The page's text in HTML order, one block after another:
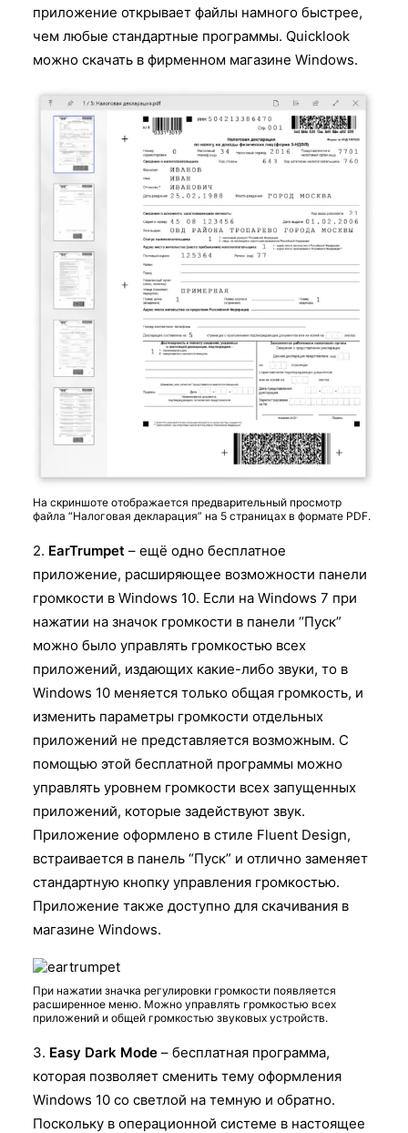
приложение открывает файлы намного быстрее,
чем любые стандартные программы. Quicklook
можно скачать в фирменном магазине Windows.
На скриншоте отображается предварительный просмотр
файла “Налоговая декларация” на 5 страницах в формате PDF.
2. EarTrumpet – ещё одно бесплатное
приложение, расширяющее возможности панели
громкости в Windows 10. Если на Windows 7 при
нажатии на значок громкости в панели “Пуск”
можно было управлять громкостью всех
приложений, издающих какие-либо звуки, то в
Windows 10 меняется только общая громкость, и
изменить параметры громкости отдельных
приложений не представляется возможным. С
помощью этой бесплатной программы можно
управлять уровнем громкости всех запущенных
приложений, которые задействуют звук.
Приложение оформлено в стиле Fluent Design,
встраивается в панель “Пуск” и отлично заменяет
стандартную кнопку управления громкостью.
Приложение также доступно для скачивания в
магазине Windows.
При нажатии значка регулировки громкости появляется
расширенное меню. Можно управлять громкостью всех
приложений и общей громкостью звуковых устройств.
3. Easy Dark Mode – бесплатная программа,
которая позволяет сменить тему оформления
Windows 10 со светлой на темную и обратно.
Поскольку в операционной системе в настоящее